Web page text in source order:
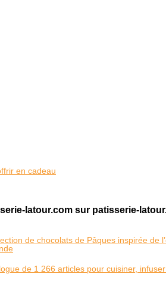
en cadeau
latour.com sur patisserie-
de chocolats de Pâques inspirée de
de 1 266 articles pour cuisiner,